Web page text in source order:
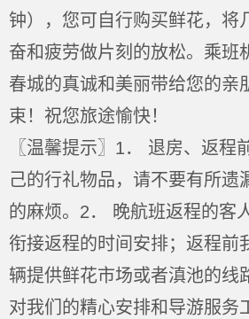
钟），您可自行购买鲜花，将
奋和疲劳做片刻的放松。乘班
春城的真诚和美丽带给您的亲
束！祝您旅途愉快！
〖温馨提示〗1． 退房、返程
己的行礼物品，请不要有所遗
的麻烦。2． 晚航班返程的客
衔接返程的时间安排；返程前
辆提供鲜花市场或者滇池的线
对我们的精心安排和导游服务